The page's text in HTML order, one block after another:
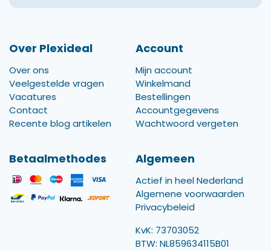
Over Plexideal
Over ons
Veelgestelde vragen
Vacatures
Contact
Recente blog artikelen
Account
Mijn account
Winkelmand
Bestellingen
Accountgegevens
Wachtwoord vergeten
Betaalmethodes Algemeen
Actief in heel Nederland
Algemene voorwaarden
Privacybeleid
KvK: 73703052
BTW: NL859634115B01